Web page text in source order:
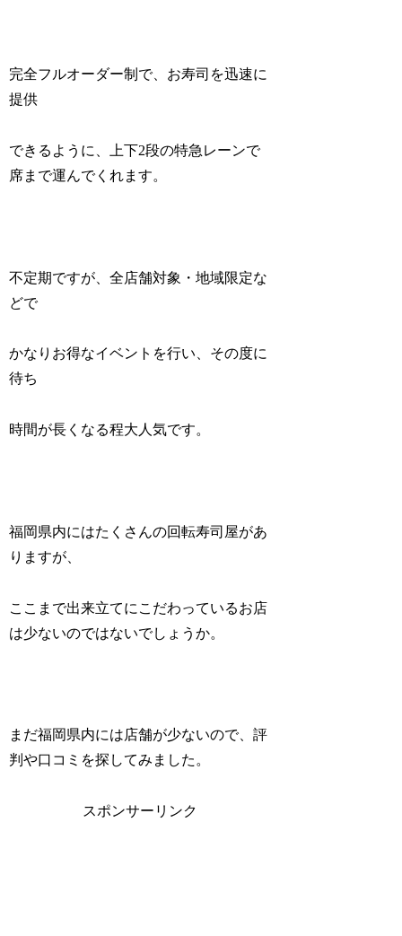
完全フルオーダー制で、お寿司を迅速に
提供
できるように、上下2段の特急レーンで
席まで運んでくれます。
不定期ですが、全店舗対象・地域限定な
どで
かなりお得なイベントを行い、その度に
待ち
時間が長くなる程大人気です。
福岡県内にはたくさんの回転寿司屋があ
りますが、
ここまで出来立てにこだわっているお店
は少ないのではないでしょうか。
まだ福岡県内には店舗が少ないので、評
判や口コミを探してみました。
スポンサーリンク